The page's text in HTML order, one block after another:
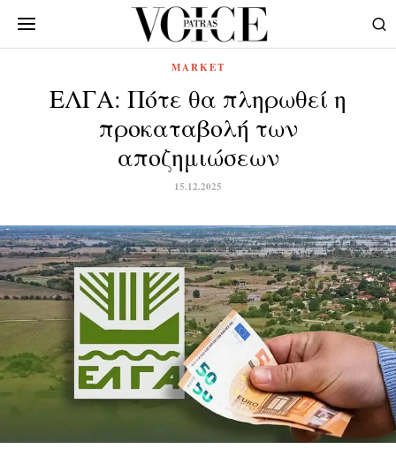
MARKET
ΕΛΓΑ: Πότε θα πληρωθεί η
προκαταβολή των
αποζημιώσεων
15.12.2025